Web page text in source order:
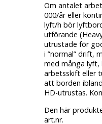
Om antalet
000/år eller
lyft/h bör
utförande
utrustade för
i ”normal” drift,
med många lyft,
arbetsskift eller
att borden
HD-utrustas.
Den här
art.nr.